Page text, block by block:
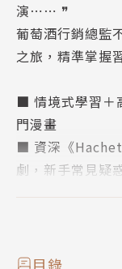
演⋯⋯ ❞
葡萄酒行銷總監
之旅，精準掌握
■ 情境式學習＋
門漫畫
■ 資深《
劇，新手常見疑
識酒心法，快速
■ 完整理解「品
要素，選酒與搭
目錄